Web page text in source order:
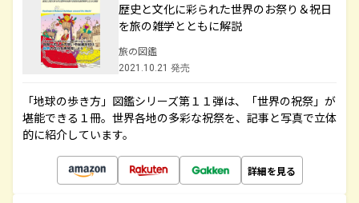
歴史と文化に彩られた世界のお祭り＆祝日
を旅の雑学とともに解説
旅の図鑑
2021.10.21 発売
「地球の歩き方」図鑑シリーズ第１１弾は、「世界の祝祭」が
堪能できる１冊。世界各地の多彩な祝祭を、記事と写真で立体
的に紹介しています。
詳細を見る